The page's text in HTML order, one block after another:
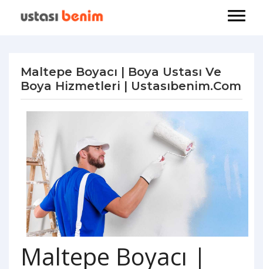
Maltepe Boyacı | Boya Ustası Ve
Boya Hizmetleri | Ustasıbenim.com
Maltepe Boyacı |